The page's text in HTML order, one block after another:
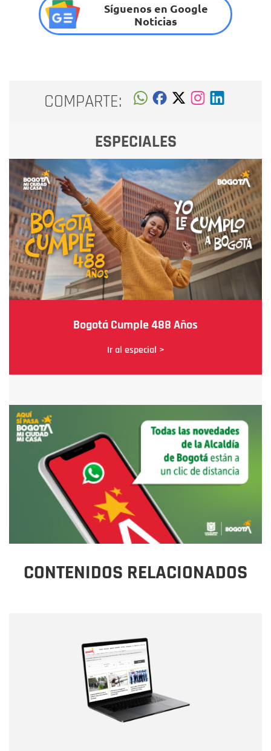
Síguenos en Google
Noticias
COMPARTE:
ESPECIALES
Bogotá Cumple 488 Años
Ir al especial >
CONTENIDOS RELACIONADOS
Correo electrónico
Tipo de comentario